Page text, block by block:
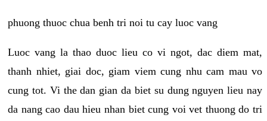
phuong thuoc chua benh tri noi tu cay luoc vang
Luoc vang la thao duoc lieu co vi ngot, dac diem mat,
thanh nhiet, giai doc, giam viem cung nhu cam mau vo
cung tot. Vi the dan gian da biet su dung nguyen lieu nay
da nang cao dau hieu nhan biet cung voi vet thuong do tri